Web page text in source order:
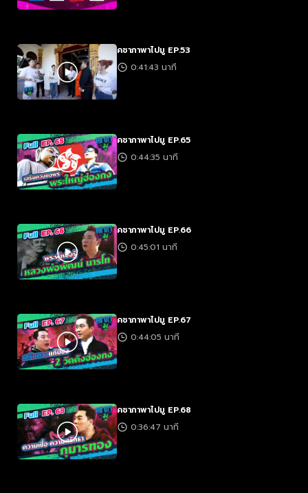
คชาภาพาไปมู EP.53
0:41:43 นาที
คชาภาพาไปมู EP.65
0:44:35 นาที
คชาภาพาไปมู EP.66
0:45:01 นาที
คชาภาพาไปมู EP.67
0:44:05 นาที
คชาภาพาไปมู EP.68
0:36:47 นาที